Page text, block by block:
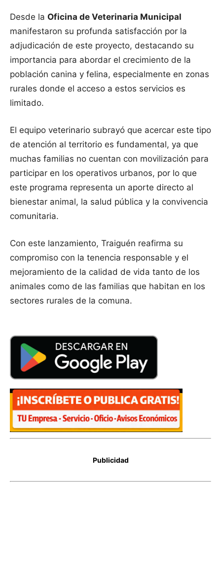
Desde la Oficina de Veterinaria Municipal
manifestaron su profunda satisfacción por la
adjudicación de este proyecto, destacando su
importancia para abordar el crecimiento de la
población canina y felina, especialmente en zonas
rurales donde el acceso a estos servicios es
limitado.
El equipo veterinario subrayó que acercar este tipo
de atención al territorio es fundamental, ya que
muchas familias no cuentan con movilización para
participar en los operativos urbanos, por lo que
este programa representa un aporte directo al
bienestar animal, la salud pública y la convivencia
comunitaria.
Con este lanzamiento, Traiguén reafirma su
compromiso con la tenencia responsable y el
mejoramiento de la calidad de vida tanto de los
animales como de las familias que habitan en los
sectores rurales de la comuna.
Publicidad